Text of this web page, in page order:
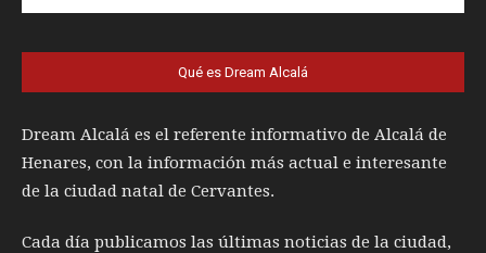
Qué es Dream Alcalá
Dream Alcalá es el referente informativo de Alcalá de
Henares, con la información más actual e interesante
de la ciudad natal de Cervantes.
Cada día publicamos las últimas noticias de la ciudad,